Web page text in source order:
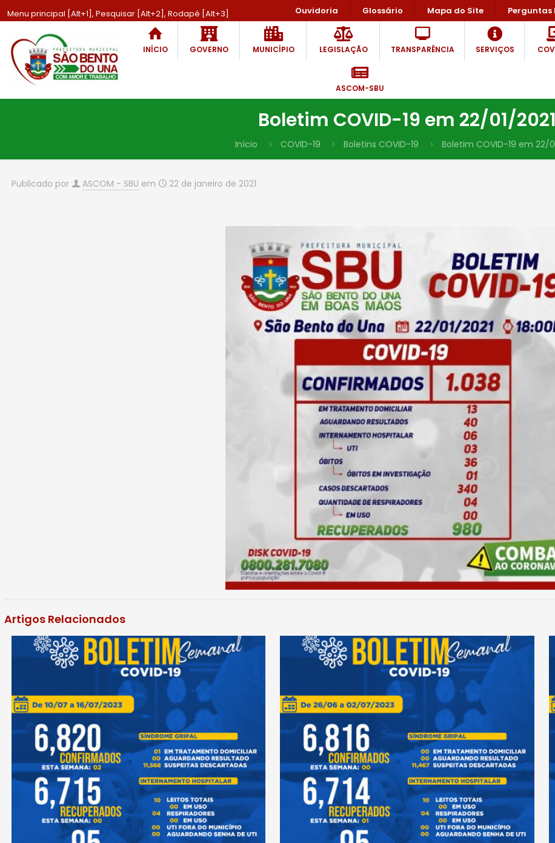
Menu principal [Alt+1], Pesquisar [Alt+2], Rodapé [Alt+3] Ouvidoria Glossário Mapa do Site Perguntas
INÍCIO GOVERNO MUNICÍPIO LEGISLAÇÃO TRANSPARÊNCIA SERVIÇOS
ASCOM-SBU
Boletim COVID-19 em 22/01/2021
Início COVID-19 Boletins COVID-19 Boletim COVID-19 em 22/
Publicado por ASCOM - SBU em 22 de janeiro de 2021
Artigos Relacionados